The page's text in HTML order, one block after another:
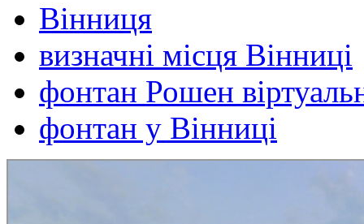
Вінниця
визначні місця Вінниці
фонтан Рошен
фонтан у Вінниці